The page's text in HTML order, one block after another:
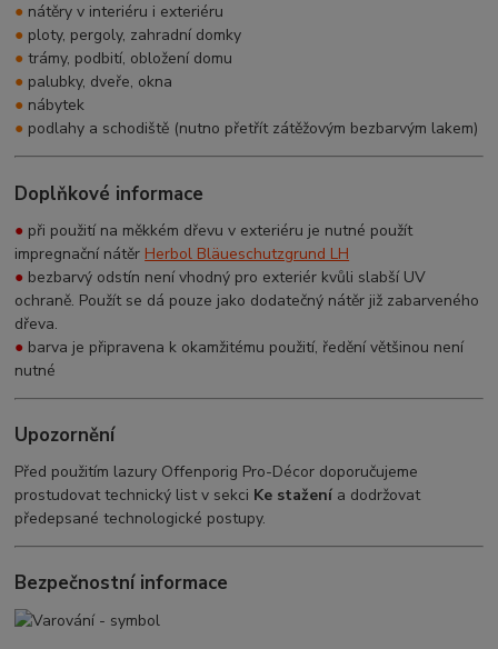
● nátěry v interiéru i exteriéru
● ploty, pergoly, zahradní domky
● trámy, podbití, obložení domu
● palubky, dveře, okna
● nábytek
● podlahy a schodiště (nutno přetřít zátěžovým bezbarvým lakem)
Doplňkové informace
● při použití na měkkém dřevu v exteriéru je nutné použít
impregnační nátěr Herbol Bläueschutzgrund LH
● bezbarvý odstín není vhodný pro exteriér kvůli slabší UV
ochraně. Použít se dá pouze jako dodatečný nátěr již zabarveného
dřeva.
● barva je připravena k okamžitému použití, ředění většinou není
nutné
Upozornění
Před použitím lazury Offenporig Pro-Décor doporučujeme
prostudovat technický list v sekci Ke stažení a dodržovat
předepsané technologické postupy.
Bezpečnostní informace